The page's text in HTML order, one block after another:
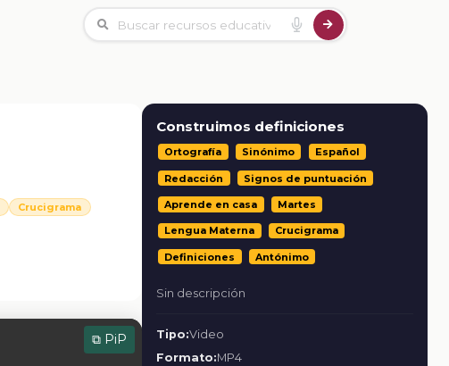
Crucigrama
⧉ PiP
Construimos definiciones
Ortografía Sinónimo Español
Redacción Signos de puntuación
Aprende en casa Martes
Lengua Materna Crucigrama
Definiciones Antónimo
Sin descripción
Tipo:Video
Formato:MP4